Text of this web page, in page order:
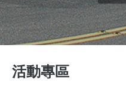
活動專區